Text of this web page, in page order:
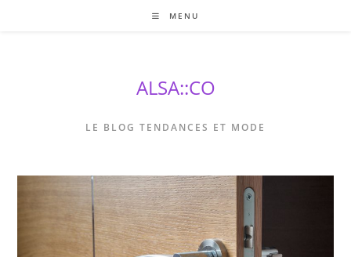
MENU
ALSA::CO
LE BLOG TENDANCES ET MODE